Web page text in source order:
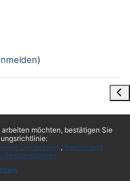
möchten, bestätigen Sie
Declaration
Rechte und
Responsibilities
)